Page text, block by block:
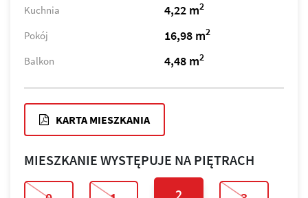
Kuchnia 4,22 m2
Pokój 16,98 m2
Balkon 4,48 m2
KARTA MIESZKANIA
MIESZKANIE WYSTĘPUJE NA PIĘTRACH
2